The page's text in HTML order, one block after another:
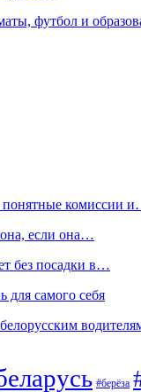
футбол и
понятные комиссии
если она…
без посадки в…
для самого себя
#берёза